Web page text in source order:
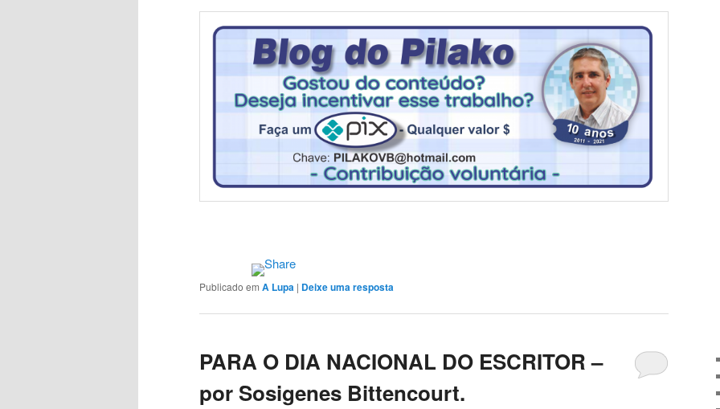
Publicado em A Lupa | Deixe uma resposta
PARA O DIA NACIONAL DO ESCRITOR –
por Sosigenes Bittencourt.